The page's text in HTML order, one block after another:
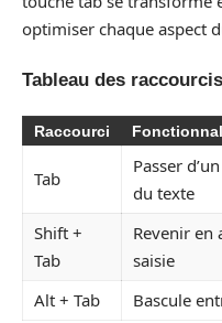
optimiser chaque aspect
Tableau des
Raccourci
Tab
Passer
du texte
Shift +
Tab
Revenir en
saisie
Alt + Tab
Bascule